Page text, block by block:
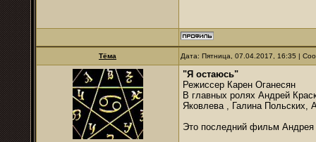
Тёма Дата: Пятница, 07.04.2017, 16:35 |
"Я остаюсь"
Режиссер Карен Оганесян
В главных ролях Андрей
Яковлева , Галина Польских,
Это последний фильм Андрея